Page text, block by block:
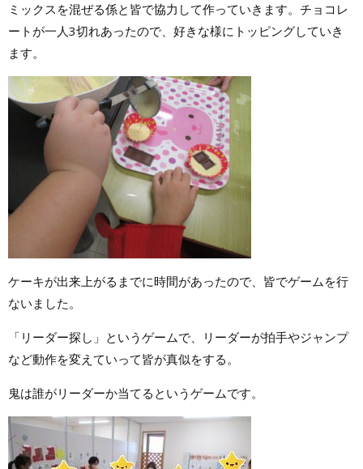
ミックスを混ぜる係と皆で協力して作っていきます。チョコレ
ートが一人3切れあったので、好きな様にトッピングしていき
ます。
ケーキが出来上がるまでに時間があったので、皆でゲームを行
ないました。
「リーダー探し」というゲームで、リーダーが拍手やジャンプ
など動作を変えていって皆が真似をする。
鬼は誰がリーダーか当てるというゲームです。